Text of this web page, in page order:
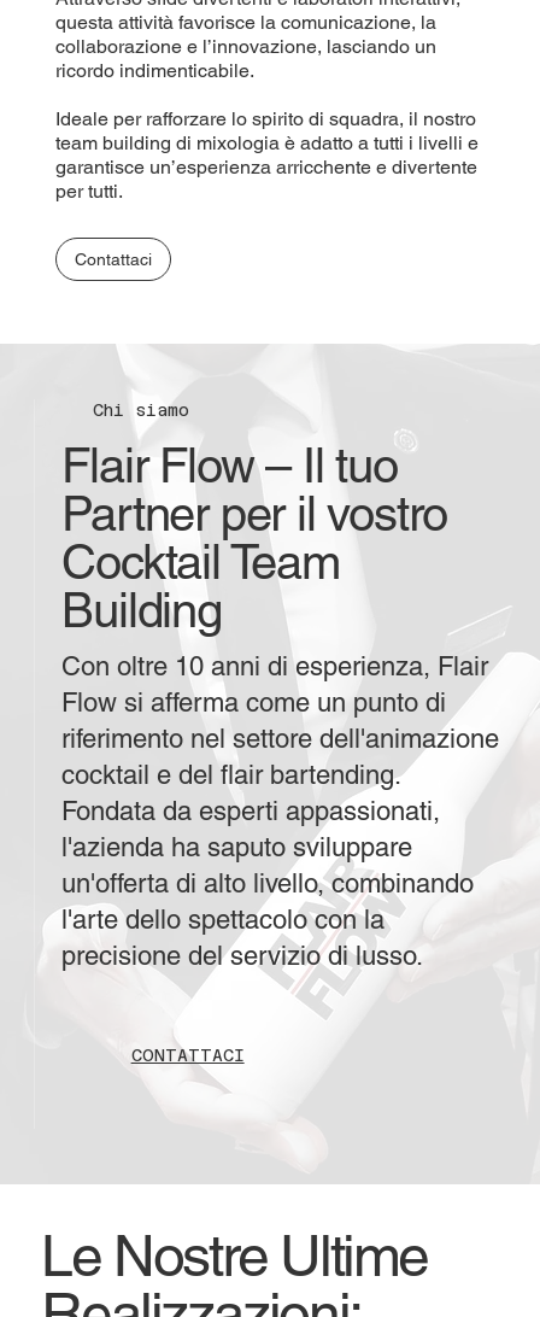
questa attività favorisce la comunicazione, la
collaborazione e l’innovazione, lasciando un
ricordo indimenticabile.
Ideale per rafforzare lo spirito di squadra, il nostro
team building di mixologia è adatto a tutti i livelli e
garantisce un’esperienza arricchente e divertente
per tutti.
Contattaci
Chi siamo
Flair Flow – Il tuo
Partner per il vostro
Cocktail Team
Building
CONTATTACI
Con oltre 10 anni di esperienza, Flair
Flow si afferma come un punto di
riferimento nel settore dell'animazione
cocktail e del flair bartending.
Fondata da esperti appassionati,
l'azienda ha saputo sviluppare
un'offerta di alto livello, combinando
l'arte dello spettacolo con la
precisione del servizio di lusso.
Le Nostre Ultime